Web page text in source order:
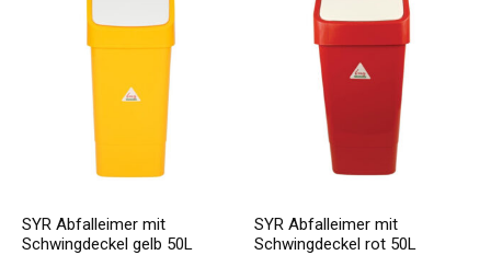
SYR Abfalleimer mit
Schwingdeckel gelb 50L
SYR Abfalleimer mit
Schwingdeckel rot 50L